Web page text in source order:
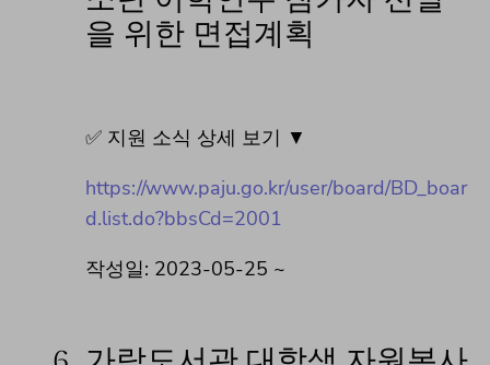
을 위한 면접계획
✅ 지원 소식 상세 보기 ▼
https://www.paju.go.kr/user/board/BD_boar
d.list.do?bbsCd=2001
작성일: 2023-05-25 ~